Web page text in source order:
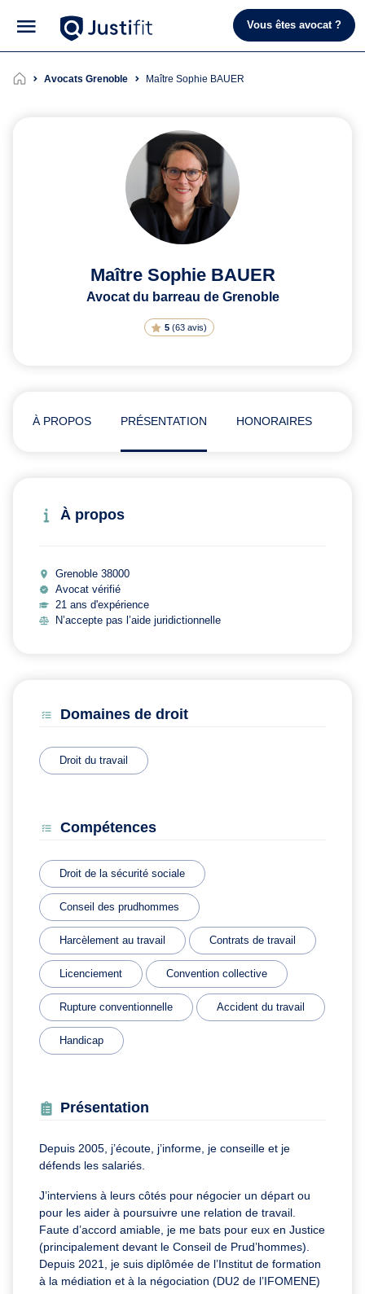
Vous êtes avocat ?
Avocats Grenoble Maître Sophie BAUER
Maître Sophie BAUER
Avocat du barreau de Grenoble
5(63 avis)
À PROPOS PRÉSENTATION HONORAIRES
À propos
Grenoble 38000
Avocat vérifié
21 ans d'expérience
N’accepte pas l’aide juridictionnelle
Domaines de droit
Droit du travail
Compétences
Droit de la sécurité sociale
Conseil des prudhommes
Harcèlement au travail Contrats de travail
Licenciement Convention collective
Rupture conventionnelle Accident du travail
Handicap
Présentation
Depuis 2005, j’écoute, j’informe, je conseille et je
défends les salariés.
J’interviens à leurs côtés pour négocier un départ ou
pour les aider à poursuivre une relation de travail.
Faute d’accord amiable, je me bats pour eux en Justice
(principalement devant le Conseil de Prud’hommes).
Depuis 2021, je suis diplômée de l’Institut de formation
à la médiation et à la négociation (DU2 de l’IFOMENE)